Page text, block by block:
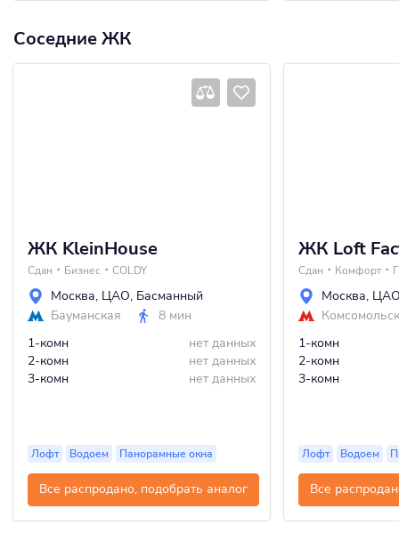
Соседние ЖК
ЖК KleinHouse
Сдан Бизнес COLDY
Москва, ЦАО, Басманный
Бауманская
8 мин
1-комн
нет данных
2-комн
нет данных
3-комн
нет данных
Лофт Водоем Панорамные окна
Все распродано, подобрать аналог
ЖК Loft
Сдан Комфорт
Москва,
1-комн
2-комн
3-комн
Лофт Водоем
Все